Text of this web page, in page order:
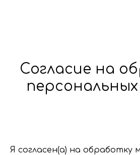
Согласие на
Я coглaceн(a) нa oбpaбoткy